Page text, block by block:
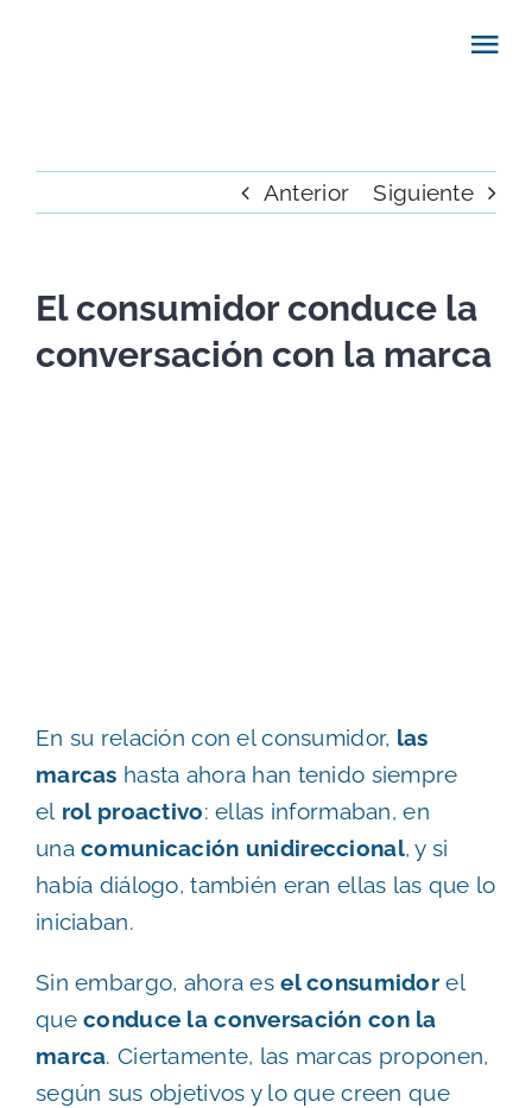
PORTFOLIO
BLOG
Anterior Siguiente
El consumidor conduce la
conversación con la marca
En su relación con el consumidor, las
marcas hasta ahora han tenido siempre
el rol proactivo: ellas informaban, en
unacomunicación unidireccional, y si
había diálogo, también eran ellas las que lo
iniciaban.
Sin embargo, ahora esel consumidor el
queconduce la conversación con la
marca. Ciertamente, las marcas proponen,
según sus objetivos y lo que creen que